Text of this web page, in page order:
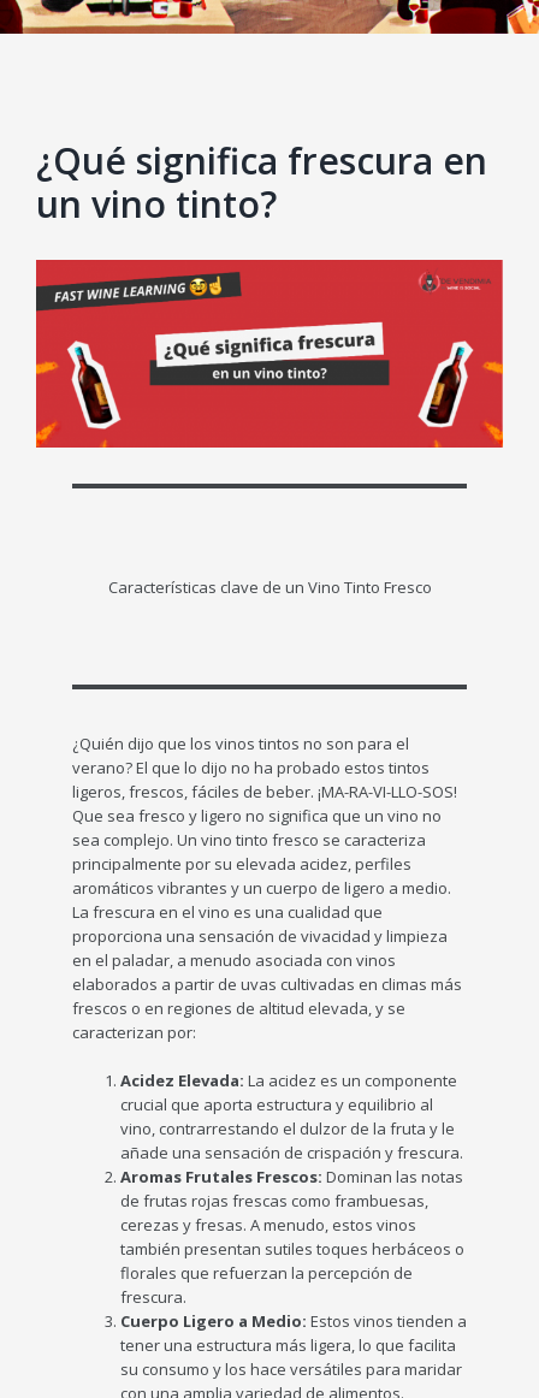
¿Qué significa frescura en
un vino tinto?
Larger
Image
Características clave de un Vino Tinto Fresco
¿Quién dijo que los vinos tintos no son para el
verano? El que lo dijo no ha probado estos tintos
ligeros, frescos, fáciles de beber. ¡MA-RA-VI-LLO-SOS!
Que sea fresco y ligero no significa que un vino no
sea complejo. Un vino tinto fresco se caracteriza
principalmente por su elevada acidez, perfiles
aromáticos vibrantes y un cuerpo de ligero a medio.
La frescura en el vino es una cualidad que
proporciona una sensación de vivacidad y limpieza
en el paladar, a menudo asociada con vinos
elaborados a partir de uvas cultivadas en climas más
frescos o en regiones de altitud elevada, y se
caracterizan por:
Acidez Elevada: La acidez es un componente
crucial que aporta estructura y equilibrio al
vino, contrarrestando el dulzor de la fruta y le
añade una sensación de crispación y frescura.
Aromas Frutales Frescos: Dominan las notas
de frutas rojas frescas como frambuesas,
cerezas y fresas. A menudo, estos vinos
también presentan sutiles toques herbáceos o
florales que refuerzan la percepción de
frescura.
Cuerpo Ligero a Medio: Estos vinos tienden a
tener una estructura más ligera, lo que facilita
su consumo y los hace versátiles para maridar
con una amplia variedad de alimentos.